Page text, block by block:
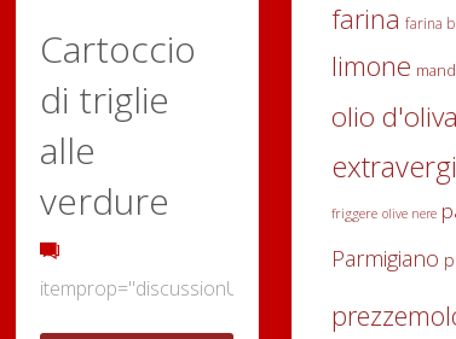
Cartoccio
di triglie
alle
verdure
itemprop="discussionURL"
farina farina
limone
olio d'oliva
friggere olive nere
Parmigiano